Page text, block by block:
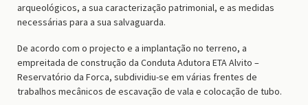
arqueológicos, a sua caracterização patrimonial, e as medidas
necessárias para a sua salvaguarda.
De acordo com o projecto e a implantação no terreno, a
empreitada de construção da Conduta Adutora ETA Alvito –
Reservatório da Forca, subdividiu-se em várias frentes de
trabalhos mecânicos de escavação de vala e colocação de tubo.